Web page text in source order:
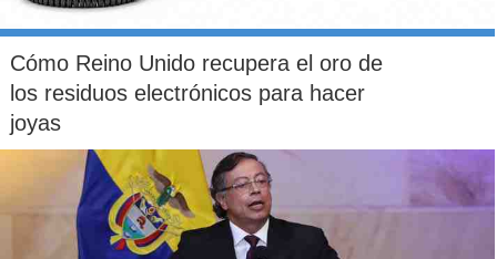
Cómo Reino Unido recupera el oro de
los residuos electrónicos para hacer
joyas